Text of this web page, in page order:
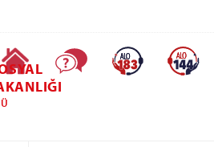
Ana Sayfa Sıkça Sorulan Sorular
Alo 183 (yeni